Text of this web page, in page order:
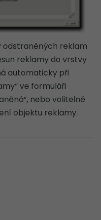
odstraněných reklam
reklamy do vrstvy
automaticky při
ve formuláři
nebo volitelně
objektu reklamy.